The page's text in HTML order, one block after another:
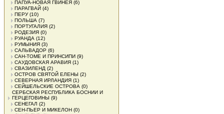
ПАПУА-НОВАЯ ГВИНЕЯ (6)
ПАРАГВАЙ (4)
ПЕРУ(10)
ПОЛЬША (7)
ПОРТУГАЛИЯ (2)
РОДЕЗИЯ (0)
РУАНДА (12)
РУМЫНИЯ (3)
САЛЬВАДОР (6)
САН-ТОМЕ И ПРИНСИПИ (9)
САУДОВСКАЯ АРАВИЯ (1)
СВАЗИЛЕНД (2)
ОСТРОВ СВЯТОЙ ЕЛЕНЫ (2)
СЕВЕРНАЯ ИРЛАНДИЯ (1)
СЕЙШЕЛЬСКИЕ ОСТРОВА (0)
СЕРБСКАЯ РЕСПУБЛИКА БОСНИИ И
ГЕРЦЕГОВИНЫ (9)
СЕНЕГАЛ (2)
СЕН-ПЬЕР И МИКЕЛОН (0)